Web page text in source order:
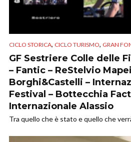
CICLO STORICA, CICLO TURISMO, GRAN
GF Sestriere Colle delle
– Fantic – ReStelvio
Borghi&Castelli –
Festival – Bottecchia
Internazionale Alassio
Tra quello che è stato e quello che